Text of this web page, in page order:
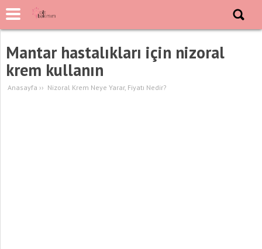
Mantar hastalıkları için nizoral
krem kullanın
Anasayfa ›› Nizoral Krem Neye Yarar, Fiyatı Nedir?